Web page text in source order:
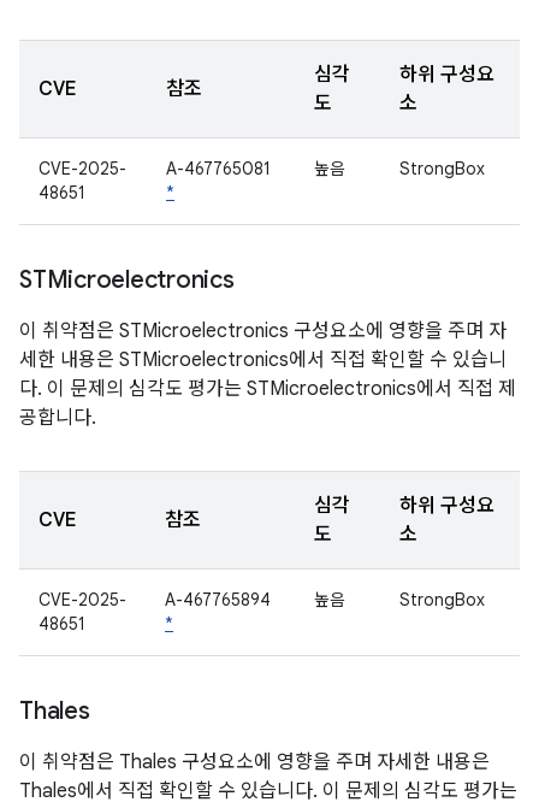
CVE 참조
심각
도
하위 구성요
소
CVE-2025-
48651
A-467765081
*
높음 StrongBox
STMicroelectronics
이 취약점은 STMicroelectronics 구성요소에 영향을 주며 자
세한 내용은 STMicroelectronics에서 직접 확인할 수 있습니
다. 이 문제의 심각도 평가는 STMicroelectronics에서 직접 제
공합니다.
CVE 참조
심각
도
하위 구성요
소
CVE-2025-
48651
A-467765894
*
높음 StrongBox
Thales
이 취약점은 Thales 구성요소에 영향을 주며 자세한 내용은
Thales에서 직접 확인할 수 있습니다. 이 문제의 심각도 평가는